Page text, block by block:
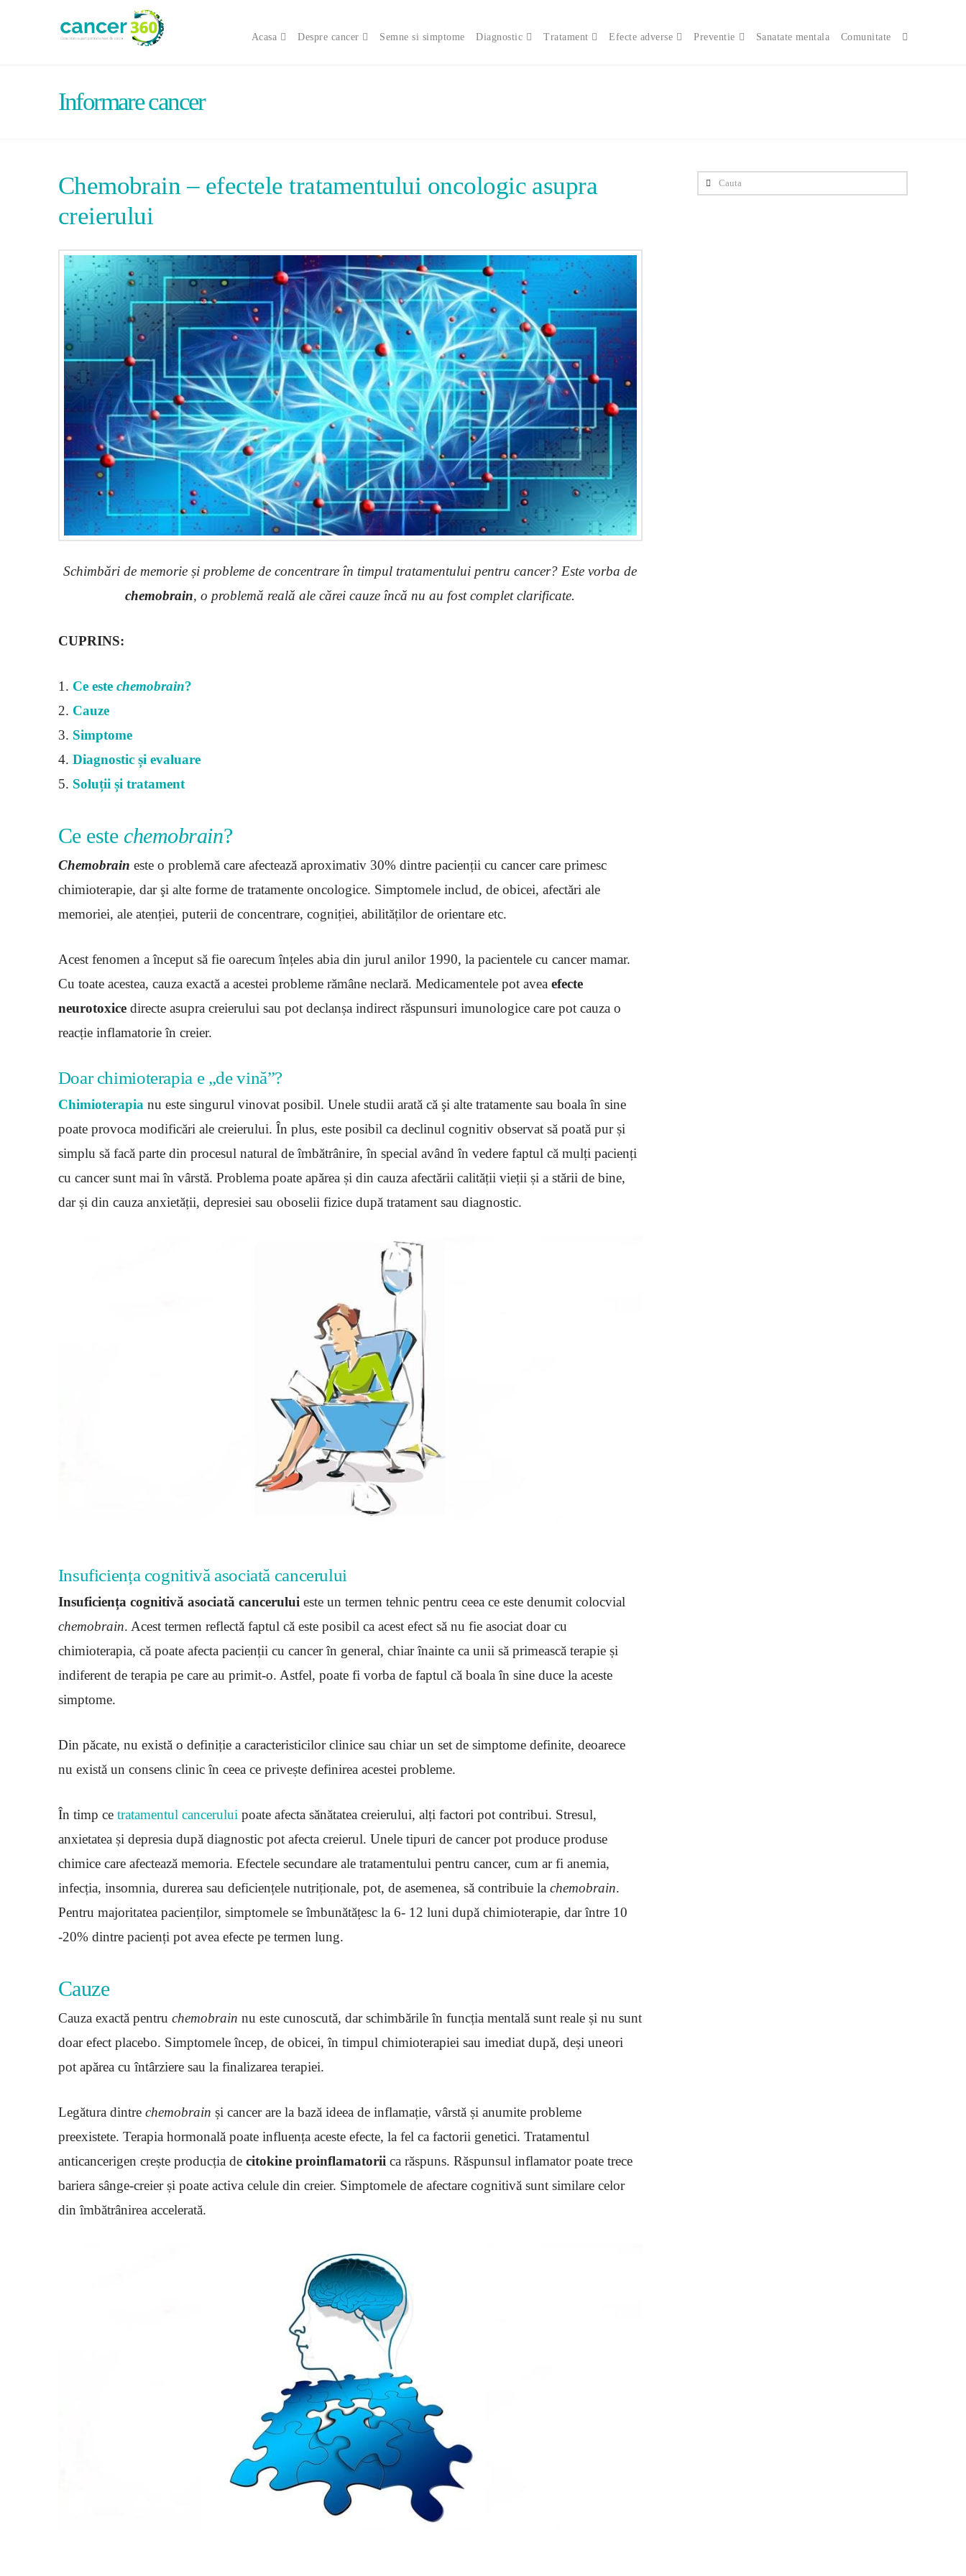
Acasa Despre cancer Semne si simptome Diagnostic Tratament Efecte adverse Preventie Sanatate mentala Comunitate
Informare cancer
Chemobrain – efectele tratamentului oncologic asupra
creierului
Schimbări de memorie și probleme de concentrare în timpul tratamentului pentru cancer? Este vorba de
chemobrain, o problemă reală ale cărei cauze încă nu au fost complet clarificate.
CUPRINS:
1. Ce este chemobrain?
2. Cauze
3. Simptome
4. Diagnostic și evaluare
5. Soluții și tratament
Ce este chemobrain?
Chemobrain este o problemă care afectează aproximativ 30% dintre pacienții cu cancer care primesc
chimioterapie, dar şi alte forme de tratamente oncologice. Simptomele includ, de obicei, afectări ale
memoriei, ale atenției, puterii de concentrare, cogniției, abilităților de orientare etc.
Acest fenomen a început să fie oarecum înțeles abia din jurul anilor 1990, la pacientele cu cancer mamar.
Cu toate acestea, cauza exactă a acestei probleme rămâne neclară. Medicamentele pot aveaefecte
neurotoxicedirecte asupra creierului sau pot declanșa indirect răspunsuri imunologice care pot cauza o
reacție inflamatorie în creier.
Doar chimioterapia e „de vină”?
Chimioterapia nu este singurul vinovat posibil. Unele studii arată că şi alte tratamente sau boala în sine
poate provoca modificări ale creierului. În plus, este posibil ca declinul cognitiv observat să poată pur și
simplu să facă parte din procesul natural de îmbătrânire, în special având în vedere faptul că mulți pacienți
cu cancer sunt mai în vârstă. Problema poate apărea și din cauza afectării calității vieții și a stării de bine,
dar și din cauza anxietății, depresiei sau oboselii fizice după tratament sau diagnostic.
Insuficiența cognitivă asociată cancerului
Insuficiența cognitivă asociată canceruluieste un termen tehnic pentru ceea ce este denumit colocvial
chemobrain. Acest termen reflectă faptul că este posibil ca acest efect să nu fie asociat doar cu
chimioterapia, că poate afecta pacienții cu cancer în general, chiar înainte ca unii să primească terapie și
indiferent de terapia pe care au primit-o. Astfel, poate fi vorba de faptul că boala în sine duce la aceste
simptome.
Din păcate, nu există o definiție a caracteristicilor clinice sau chiar un set de simptome definite, deoarece
nu există un consens clinic în ceea ce privește definirea acestei probleme.
În timp cetratamentul cancerului poate afecta sănătatea creierului, alți factori pot contribui. Stresul,
anxietatea și depresia după diagnostic pot afecta creierul. Unele tipuri de cancer pot produce produse
chimice care afectează memoria. Efectele secundare ale tratamentului pentru cancer, cum ar fi anemia,
infecția, insomnia, durerea sau deficiențele nutriționale, pot, de asemenea, să contribuie la chemobrain.
Pentru majoritatea pacienților, simptomele se îmbunătățesc la 6- 12 luni după chimioterapie, dar între 10
-20% dintre pacienți pot avea efecte pe termen lung.
Cauze
Cauza exactă pentru chemobrain nu este cunoscută, dar schimbările în funcția mentală sunt reale și nu sunt
doar efect placebo. Simptomele încep, de obicei, în timpul chimioterapiei sau imediat după, deși uneori
pot apărea cu întârziere sau la finalizarea terapiei.
Legătura dintre chemobrain și cancer are la bază ideea de inflamație, vârstă și anumite probleme
preexistete. Terapia hormonală poate influența aceste efecte, la fel ca factorii genetici. Tratamentul
anticancerigen crește producția de citokine proinflamatoriica răspuns. Răspunsul inflamator poate trece
bariera sânge-creier și poate activa celule din creier. Simptomele de afectare cognitivă sunt similare celor
din îmbătrânirea accelerată.
Cauta